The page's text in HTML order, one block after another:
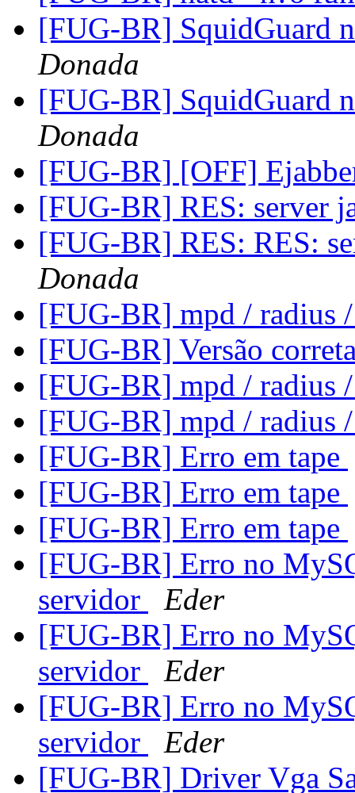
[FUG-BR] SquidGuard
Donada
[FUG-BR] SquidGuard
Donada
[FUG-BR] [OFF]
[FUG-BR] RES: server
[FUG-BR] RES: RES:
Donada
[FUG-BR] mpd / radius
[FUG-BR] Versão
[FUG-BR] mpd / radius
[FUG-BR] mpd / radius
[FUG-BR] Erro em tape
[FUG-BR] Erro em tape
[FUG-BR] Erro em tape
[FUG-BR] Erro no
servidor
Eder
[FUG-BR] Erro no
servidor
Eder
[FUG-BR] Erro no
servidor
Eder
[FUG-BR] Driver Vga